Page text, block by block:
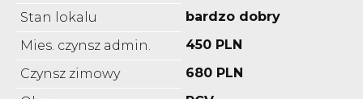
Stan lokalu
bardzo dobry
Mies. czynsz admin.
450 PLN
Czynsz zimowy
680 PLN